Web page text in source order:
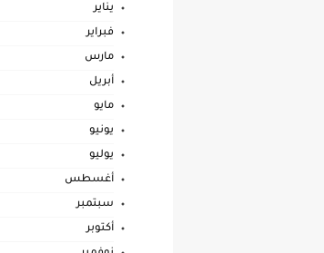
يناير
فبراير
مارس
أبريل
مايو
يونيو
يوليو
أغسطس
سبتمبر
أكتوبر